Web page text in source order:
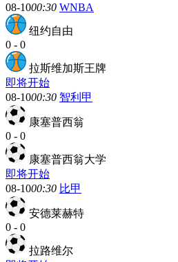
08-1000:30 WNBA
纽约自由
0 - 0
拉斯维加斯王牌
即将开始
08-1000:30 智利甲
康塞普西翁
0 - 0
康塞普西翁大学
即将开始
08-1000:30 比甲
安德莱赫特
0 - 0
拉路维尔